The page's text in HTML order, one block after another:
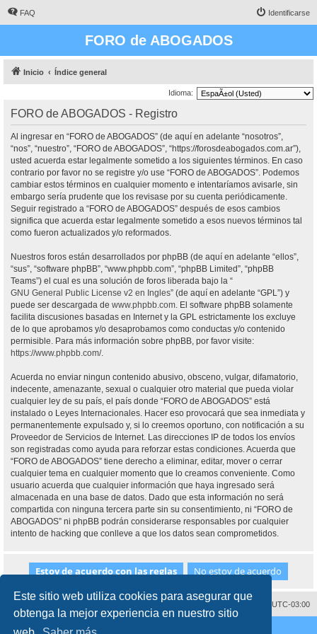
Este sitio web utiliza cookies para asegurar que
obtenga la mejor experiencia en nuestro sitio
FAQ Identificarse
FORO de ABOGADOS
Inicio Índice general
Idioma:
FORO de ABOGADOS - Registro
Al ingresar en “FORO de ABOGADOS” (de aquí en adelante “nosotros”,
“nos”, “nuestro”, “FORO de ABOGADOS”, “https://forosdeabogados.com.ar”),
usted acuerda estar legalmente sometido a los siguientes términos. En caso
contrario por favor no se registre y/o use “FORO de ABOGADOS”. Podemos
cambiar estos términos en cualquier momento e intentaríamos avisarle, sin
embargo sería prudente que los revisase por su cuenta periódicamente.
Seguir registrado a “FORO de ABOGADOS” después de esos cambios
significa que acuerda estar legalmente sometido a esos nuevos términos tal
como fueron actualizados y/o reformados.
Nuestros foros están desarrollados por phpBB (de aquí en adelante “ellos”,
“sus”, “software phpBB”, “www.phpbb.com”, “phpBB Limited”, “phpBB
Teams”) el cual es una solución de foros liberada bajo la “
GNU General Public License v2 en Ingles” (de aquí en adelante “GPL”) y
puede ser descargada de www.phpbb.com. El software phpBB solamente
facilita discusiones basadas en Internet y la GPL estrictamente los excluye
de lo que aprobamos y/o desaprobamos como conductas y/o contenido
permisible. Para más información sobre phpBB, por favor visite:
https://www.phpbb.com/.
Acuerda no enviar ningun contenido abusivo, obsceno, vulgar, difamatorio,
indecente, amenazante, sexual o cualquier otro material que pueda violar
cualquier ley de su país, el país donde “FORO de ABOGADOS” está
instalado o Leyes Internacionales. Hacer eso provocará que sea inmediata y
permanentemente expulsado y, si lo creemos oportuno, con notificación a su
Proveedor de Servicios de Internet. Las direcciones IP de todos los envíos
son registradas como ayuda para reforzar estas condiciones. Acuerda que
“FORO de ABOGADOS” tiene derecho a eliminar, editar, mover o cerrar
cualquier tema en cualquier momento que lo creamos conveniente. Como
usuario acuerda que cualquier información que haya ingresado será
almacenada en una base de datos. Dado que esta información no será
compartida con ninguna tercera parte sin su consentimiento, ni “FORO de
ABOGADOS” ni phpBB podrán considerarse responsables por cualquier
intento de hacking que conlleve a que los datos sean comprometidos.
Todos los horarios son UTC-03:00
Borrar cookies
Desarrollado por ® Forum Software © phpBB Limited